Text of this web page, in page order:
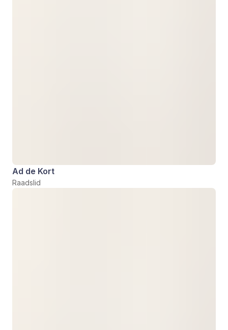
Ad de Kort
Raadslid